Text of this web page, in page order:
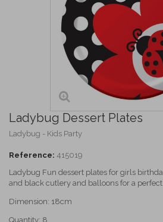
Ladybug Dessert Plates
Ladybug - Kids Party
Reference: 415019
Ladybug Fun dessert plates for girls
and black cutlery and balloons for a
Dimension: 18cm
Quantity: 8